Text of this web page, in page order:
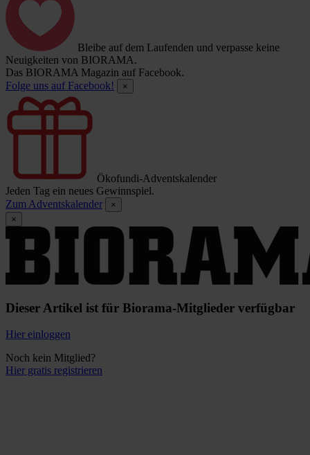
Bleibe auf dem Laufenden und verpasse keine
Neuigkeiten von BIORAMA.
Das BIORAMA Magazin auf Facebook.
Folge uns auf Facebook!
×
Ökofundi-Adventskalender
Jeden Tag ein neues Gewinnspiel.
Zum Adventskalender
×
×
Dieser Artikel ist für Biorama-Mitglieder verfügbar
Hier einloggen
Noch kein Mitglied?
Hier gratis registrieren